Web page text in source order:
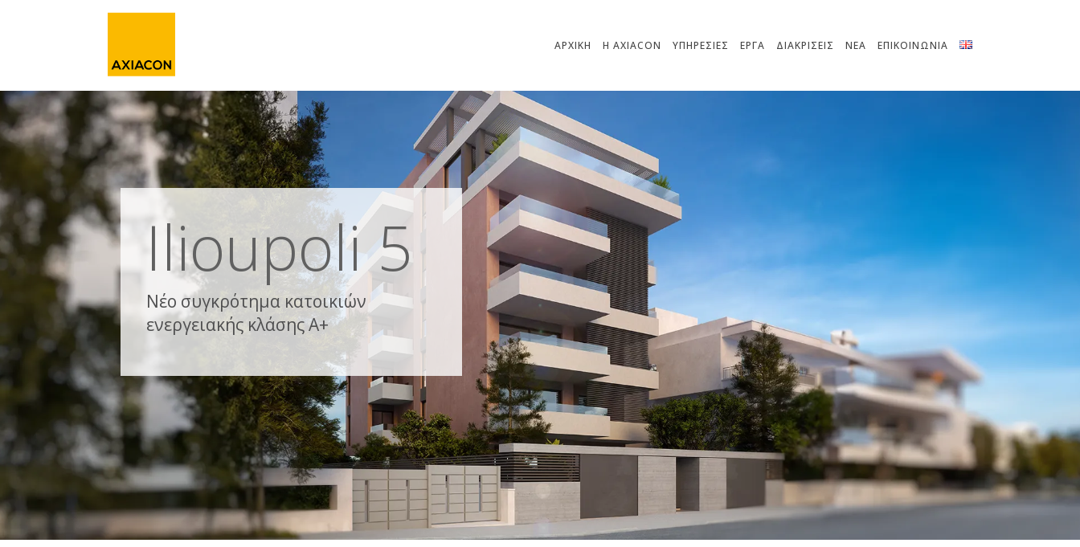
ΑΡΧΙΚΗ H AXIACON ΥΠΗΡΕΣΙΕΣ ΕΡΓΑ ΔΙΑΚΡΙΣΕΙΣ ΝΕΑ ΕΠΙΚΟΙΝΩΝΙΑ
Ilioupoli 5
Νέο συγκρότημα κατοικιών
ενεργειακής κλάσης Α+